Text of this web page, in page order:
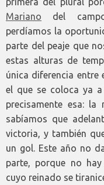
Mariano del
perdíamos la
parte del peaje que
estas alturas de
única diferencia entre
el que se coloca ya
precisamente esa: la
sabíamos que
victoria, y también
un gol. Este año no
parte, porque no
cuyo reinado se